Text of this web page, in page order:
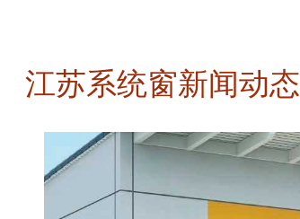
江苏系统窗新闻动态